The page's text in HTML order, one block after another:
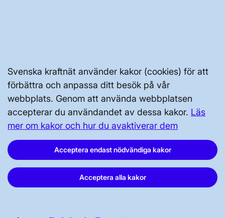
Svenska kraftnät använder kakor (cookies) för att
förbättra och anpassa ditt besök på vår
webbplats. Genom att använda webbplatsen
accepterar du användandet av dessa kakor. Läs
mer om kakor och hur du avaktiverar dem
Acceptera endast nödvändiga kakor
Acceptera alla kakor
Press och nyheter
Prenumerera
Vår dataskyddspolicy